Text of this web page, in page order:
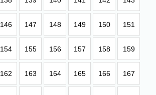
146 147 148 149 150 151
154 155 156 157 158 159
162 163 164 165 166 167